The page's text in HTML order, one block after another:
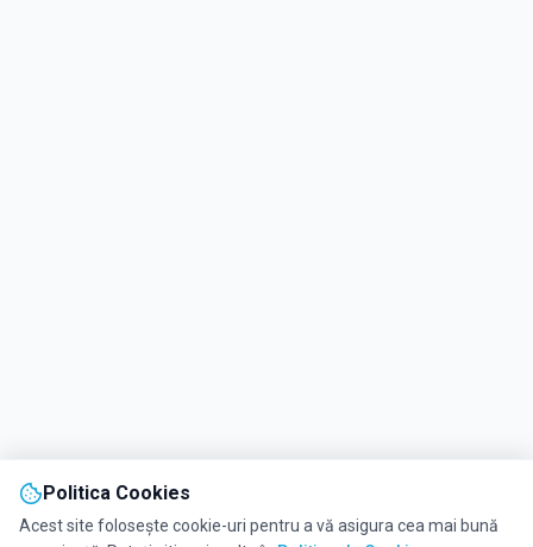
Politica Cookies
Acest site folosește cookie-uri pentru a vă asigura cea mai bună